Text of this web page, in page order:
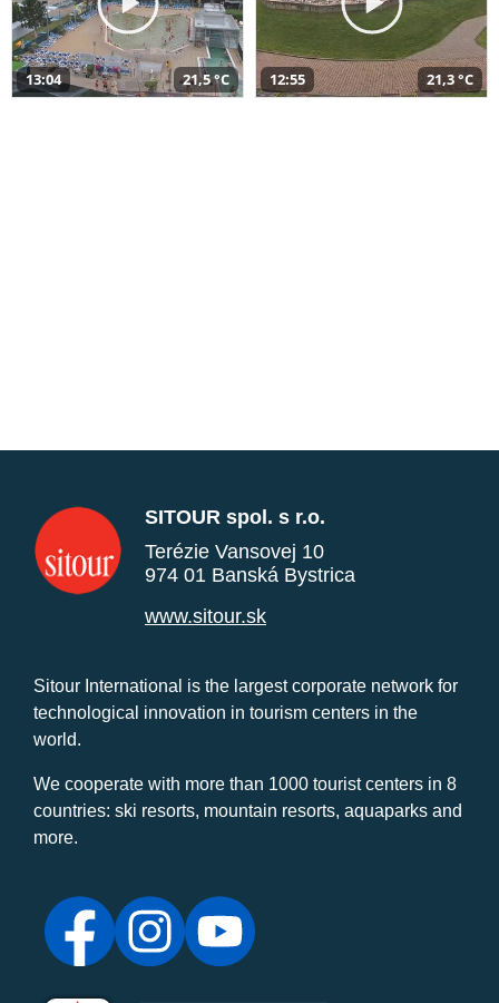
13:04 21,5 °C 12:55 21,3 °C
SITOUR spol. s r.o.
Terézie Vansovej 10
974 01 Banská Bystrica
www.sitour.sk
Sitour International is the largest corporate network for
technological innovation in tourism centers in the
world.
We cooperate with more than 1000 tourist centers in 8
countries: ski resorts, mountain resorts, aquaparks and
more.